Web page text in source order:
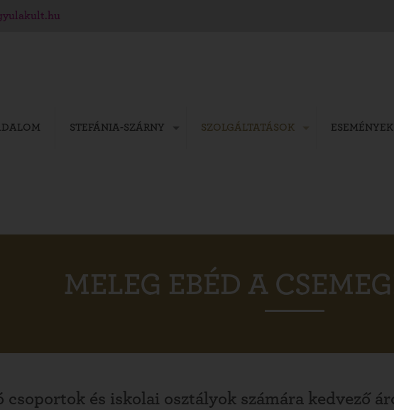
STEFÁNIA-SZÁRNY SZOLGÁLTATÁSOK ESEMÉNYEK
MELEG EBÉD A
csoportok és iskolai osztályok számára kedvező